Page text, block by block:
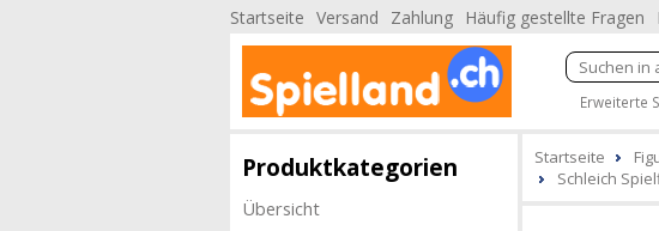
Startseite Versand Zahlung Häufig gestellte Fragen
Erweiterte
Produktkategorien
Übersicht
Startseite
Schleich